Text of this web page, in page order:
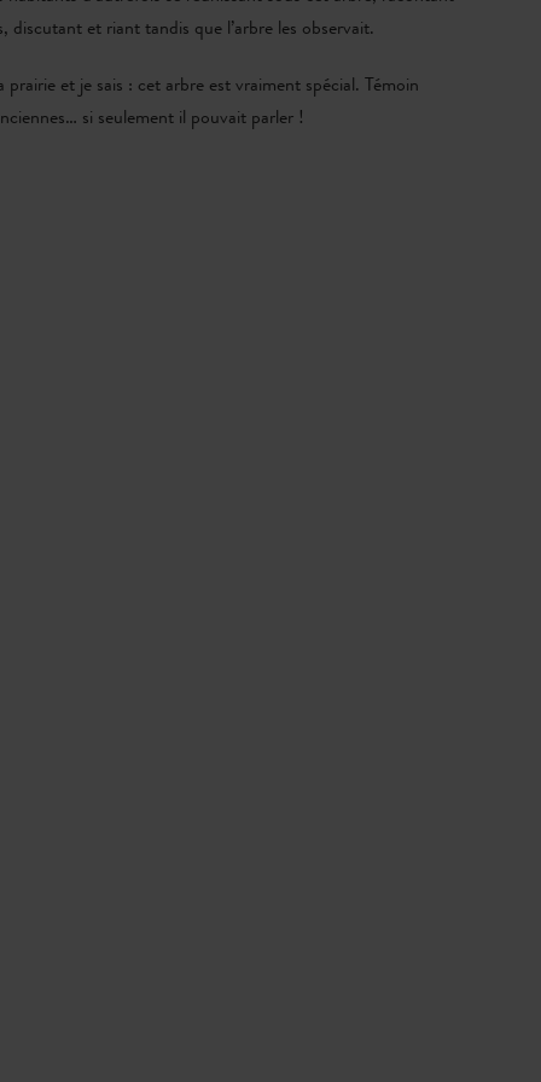
discutant et riant tandis que l’arbre les observait.
prairie et je sais : cet arbre est vraiment spécial. Témoin
si seulement il pouvait parler !